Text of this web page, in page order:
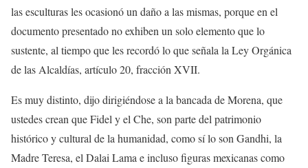
las esculturas les ocasionó un daño a las mismas, porque en el
documento presentado no exhiben un solo elemento que lo
sustente, al tiempo que les recordó lo que señala la Ley Orgánica
de las Alcaldías, artículo 20, fracción XVII.
Es muy distinto, dijo dirigiéndose a la bancada de Morena, que
ustedes crean que Fidel y el Che, son parte del patrimonio
histórico y cultural de la humanidad, como sí lo son Gandhi, la
Madre Teresa, el Dalai Lama e incluso figuras mexicanas como